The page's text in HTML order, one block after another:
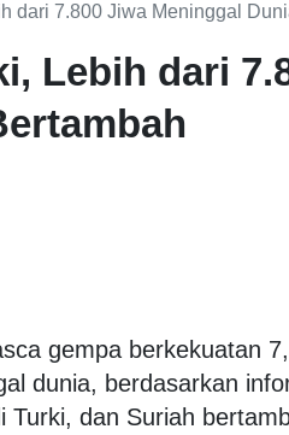
dari 7.800 Jiwa Meninggal
Lebih dari
gempa berkekuatan
dunia, berdasarkan
dan Suriah